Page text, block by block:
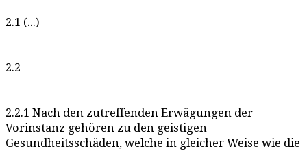
2.1 (...)
2.2
2.2.1 Nach den zutreffenden Erwägungen der
Vorinstanz gehören zu den geistigen
Gesundheitsschäden, welche in gleicher Weise wie die